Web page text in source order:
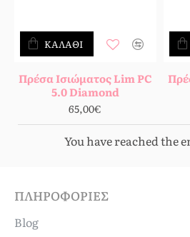
Πρέσα Ισιώματος Lim PC
5.0 Diamond
65,00€
ΚΑΛΆΘΙ
You have reached the
ΠΛΗΡΟΦΟΡΊΕΣ
Blog